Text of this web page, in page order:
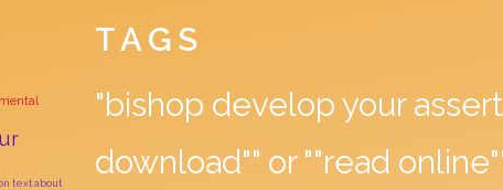
text about
TAGS
"bishop develop your
download"" or ""read